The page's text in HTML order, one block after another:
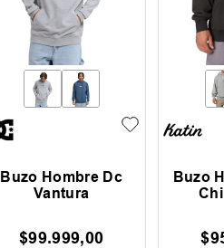
Buzo Hombre Dc
Vantura
$99.999,00
Buzo
$